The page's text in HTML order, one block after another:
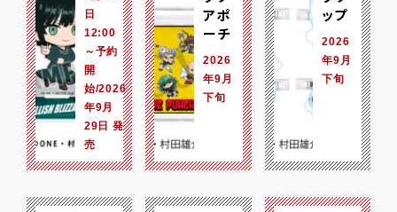
日
12:00
～予約
開
始/2026
年9月
29日 発
売
アポ
ーチ
2026
年9月
下旬
ップ
2026
年9月
下旬